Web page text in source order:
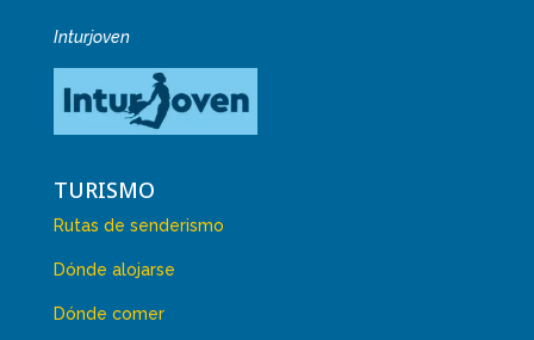
Inturjoven
TURISMO
Rutas de senderismo
Dónde alojarse
Dónde comer